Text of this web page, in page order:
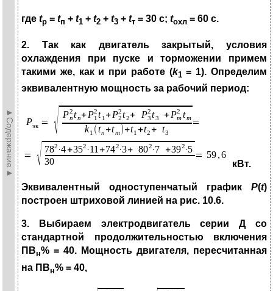
►Содержание►
где tр = tп + t1 + t2 + t3 + tт = 30 с; tохл = 60 с.
2. Так как двигатель закрытый, условия
охлаждения при пуске и торможении примем
такими же, как и при работе (k1 = 1). Определим
эквивалентную мощность за рабочий период:
кВт.
Эквивалентный одноступенчатый график Р(t)
построен штриховой линией на рис. 10.6.
3. Выбираем электродвигатель серии Д со
стандартной продолжительно­стью включе­ния
ПВн% = 40. Мощность двигателя, пересчитанная
на ПВн% = 40,